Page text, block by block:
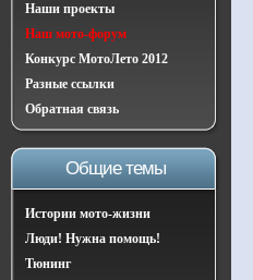
Наши проекты
Наш мото-форум
Конкурс МотоЛето 2012
Разные ссылки
Обратная связь
Общие темы
Истории мото-жизни
Люди! Нужна помощь!
Тюнинг